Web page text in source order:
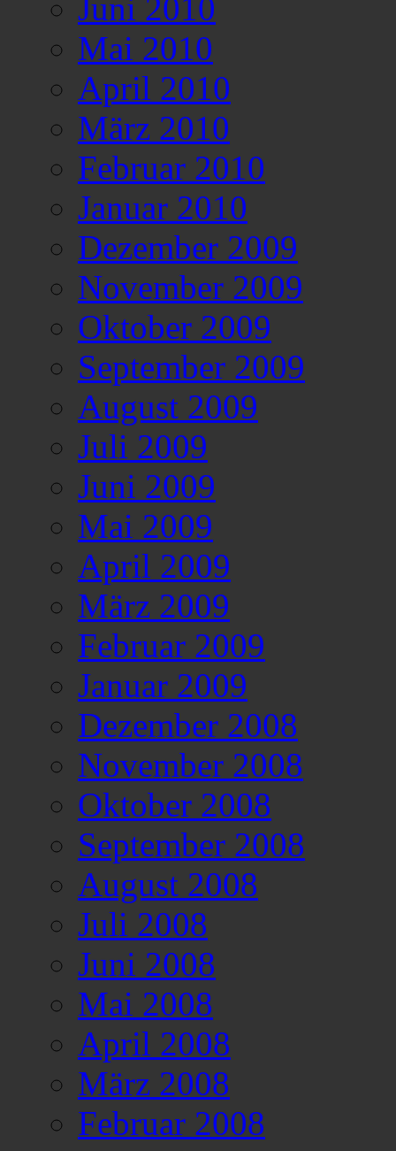
Juni 2010
Mai 2010
April 2010
März 2010
Februar 2010
Januar 2010
Dezember 2009
November 2009
Oktober 2009
September 2009
August 2009
Juli 2009
Juni 2009
Mai 2009
April 2009
März 2009
Februar 2009
Januar 2009
Dezember 2008
November 2008
Oktober 2008
September 2008
August 2008
Juli 2008
Juni 2008
Mai 2008
April 2008
März 2008
Februar 2008